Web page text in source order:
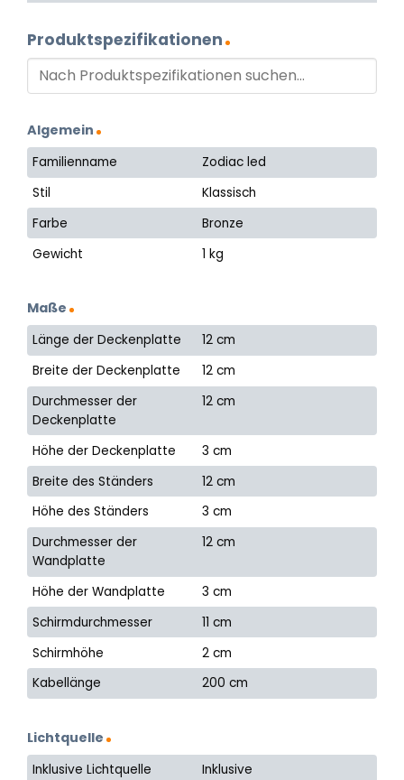
Produktspezifikationen
Algemein
Familienname
Zodiac led
Stil
Klassisch
Farbe
Bronze
Gewicht
1 kg
Maße
Länge der Deckenplatte
12 cm
Breite der Deckenplatte
12 cm
Durchmesser der
Deckenplatte
12 cm
Höhe der Deckenplatte
3 cm
Breite des Ständers
12 cm
Höhe des Ständers
3 cm
Durchmesser der
Wandplatte
12 cm
Höhe der Wandplatte
3 cm
Schirmdurchmesser
11 cm
Schirmhöhe
2 cm
Kabellänge
200 cm
Lichtquelle
Inklusive Lichtquelle
Inklusive